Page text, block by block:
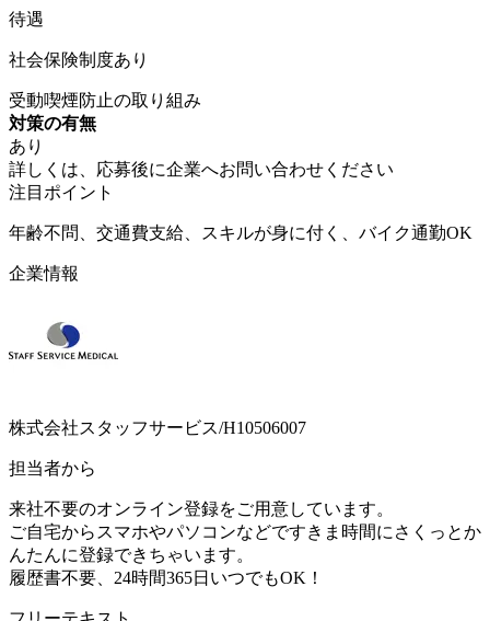
待遇
社会保険制度あり
受動喫煙防止の取り組み
対策の有無
あり
詳しくは、応募後に企業へお問い合わせください
注目ポイント
年齢不問、交通費支給、スキルが身に付く、バイク通勤OK
企業情報
株式会社スタッフサービス/H10506007
担当者から
来社不要のオンライン登録をご用意しています。
ご自宅からスマホやパソコンなどですきま時間にさくっとか
んたんに登録できちゃいます。
履歴書不要、24時間365日いつでもOK！